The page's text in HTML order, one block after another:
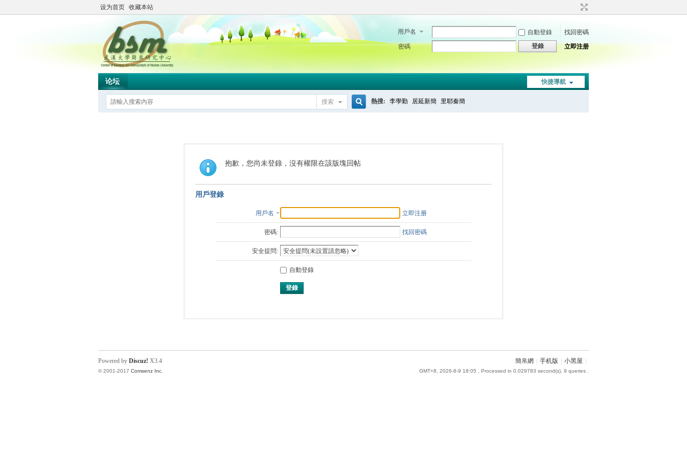
设为首页 收藏本站
用戶名 自動登錄
找回密碼
密碼
登錄 立即注册
快捷導航
论坛
搜索
索
熱搜: 李學勤 居延新簡 里耶秦簡
抱歉，您尚未登錄，沒有權限在該版塊回帖
用戶登錄
用戶名 立即注册
密碼: 找回密碼
安全提問:
自動登錄
登錄
簡帛網 手机版 小黑屋
GMT+8, 2026-8-9 18:05 , Processed in 0.029783 second(s), 9 queries .
Powered by Discuz! X3.4
© 2001-2017 Comsenz Inc.